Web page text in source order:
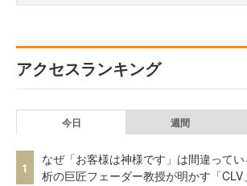
アクセスランキング
今日 週間
1
なぜ「お客様は神様です」は間違って
析の巨匠フェーダー教授が明かす「CLV